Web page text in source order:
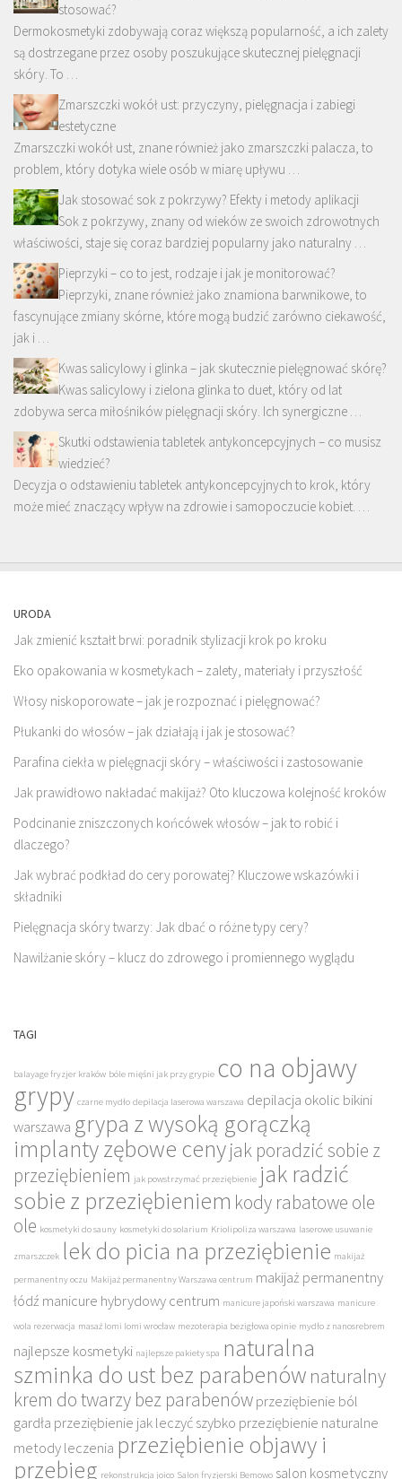
stosować?
Dermokosmetyki zdobywają coraz większą popularność, a ich zalety
są dostrzegane przez osoby poszukujące skutecznej pielęgnacji
skóry. To …
Zmarszczki wokół ust: przyczyny, pielęgnacja i zabiegi
estetyczne
Zmarszczki wokół ust, znane również jako zmarszczki palacza, to
problem, który dotyka wiele osób w miarę upływu …
Jak stosować sok z pokrzywy? Efekty i metody aplikacji
Sok z pokrzywy, znany od wieków ze swoich zdrowotnych
właściwości, staje się coraz bardziej popularny jako naturalny …
Pieprzyki – co to jest, rodzaje i jak je monitorować?
Pieprzyki, znane również jako znamiona barwnikowe, to
fascynujące zmiany skórne, które mogą budzić zarówno ciekawość,
jak i …
Kwas salicylowy i glinka – jak skutecznie pielęgnować skórę?
Kwas salicylowy i zielona glinka to duet, który od lat
zdobywa serca miłośników pielęgnacji skóry. Ich synergiczne …
Skutki odstawienia tabletek antykoncepcyjnych – co musisz
wiedzieć?
Decyzja o odstawieniu tabletek antykoncepcyjnych to krok, który
może mieć znaczący wpływ na zdrowie i samopoczucie kobiet. …
URODA
Jak zmienić kształt brwi: poradnik stylizacji krok po kroku
Eko opakowania w kosmetykach – zalety, materiały i przyszłość
Włosy niskoporowate – jak je rozpoznać i pielęgnować?
Płukanki do włosów – jak działają i jak je stosować?
Parafina ciekła w pielęgnacji skóry – właściwości i zastosowanie
Jak prawidłowo nakładać makijaż? Oto kluczowa kolejność kroków
Podcinanie zniszczonych końcówek włosów – jak to robić i
dlaczego?
Jak wybrać podkład do cery porowatej? Kluczowe wskazówki i
składniki
Pielęgnacja skóry twarzy: Jak dbać o różne typy cery?
Nawilżanie skóry – klucz do zdrowego i promiennego wyglądu
TAGI
balayage fryzjer kraków bóle mięśni jak przy grypie co na objawy
grypy czarne mydło depilacja laserowa warszawa depilacja okolic bikini
warszawa grypa z wysoką gorączką
implanty zębowe cenyjak poradzić sobie z
przeziębieniem jak powstrzymać przeziębienie jak radzić
sobie z przeziębieniem kody rabatowe ole
ole kosmetyki do sauny kosmetyki do solarium Kriolipoliza warszawa laserowe usuwanie
zmarszczek lek do picia na przeziębienie makijaż
permanentny oczu Makijaż permanentny Warszawa centrum makijaż permanentny
łódź manicure hybrydowy centrum manicure japoński warszawa manicure
wola rezerwacja masaż lomi lomi wrocław mezoterapia bezigłowa opinie mydło z nanosrebrem
najlepsze kosmetyki najlepsze pakiety spa naturalna
szminka do ust bez parabenów naturalny
krem do twarzy bez parabenówprzeziębienie ból
gardła przeziębienie jak leczyć szybko przeziębienie naturalne
metody leczenia przeziębienie objawy i
przebieg rekonstrukcja joico Salon fryzjerski Bemowo salon kosmetyczny